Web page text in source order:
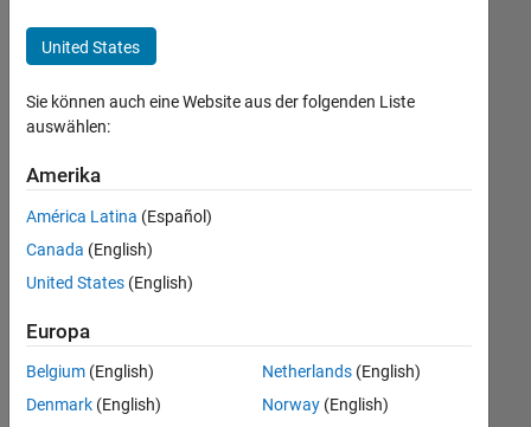
Praktika
Customer Support
Education Sales
Inside Sales
Sales Operations
Marketing Services
Finance and Operations
Human Resources
+7
Derzeit
es
keine
offenen
Stellen,
Ihren
Suchkriterien
entsprechen.
United States
Sie können auch eine Website aus der folgenden Liste
auswählen:
Amerika
América Latina (Español)
Canada (English)
United States (English)
Europa
Belgium (English)
Denmark (English)
Netherlands(English)
Norway(English)